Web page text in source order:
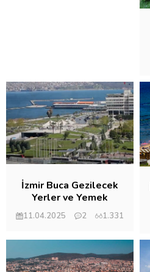
İzmir Buca Gezilecek
Yerler ve Yemek
Kültürü
11.04.2025 2 1.331